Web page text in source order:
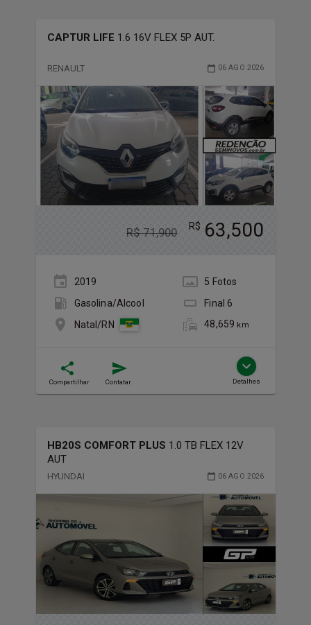
CAPTUR LIFE 1.6 16V FLEX 5P AUT.
RENAULT 06 AGO 2026
R$71,900 R$ 63,500
2019 5 Fotos
Gasolina/Álcool
Final6
Natal/RN
48,659 km
Compartilhar Contatar Detalhes
HB20S COMFORT PLUS 1.0 TB FLEX 12V
AUT
HYUNDAI 06 AGO 2026